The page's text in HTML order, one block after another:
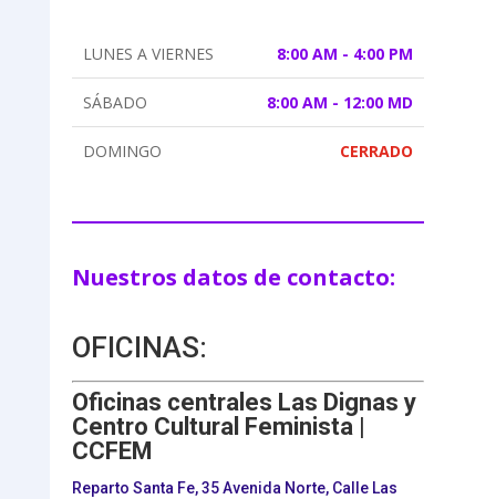
LUNES A VIERNES 8:00 AM - 4:00 PM
SÁBADO 8:00 AM - 12:00 MD
DOMINGO CERRADO
Nuestros datos de contacto:
OFICINAS:
Oficinas centrales Las Dignas y
Centro Cultural Feminista |
CCFEM
Reparto Santa Fe, 35 Avenida Norte, Calle Las